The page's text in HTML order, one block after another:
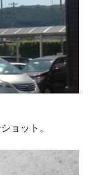
ョット。